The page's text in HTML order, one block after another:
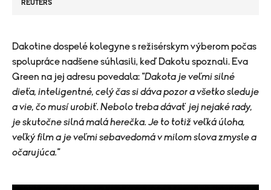
REUTERS
Dakotine dospelé kolegyne s režisérskym výberom počas
spolupráce nadšene súhlasili, keď Dakotu spoznali. Eva
Green na jej adresu povedala: "Dakota je veľmi silné
dieťa, inteligentné, celý čas si dáva pozor a všetko sleduje
a vie, čo musí urobiť. Nebolo treba dávať jej nejaké rady,
je skutočne silná malá herečka. Je to totiž veľká úloha,
veľký film a je veľmi sebavedomá v milom slova zmysle a
očarujúca."